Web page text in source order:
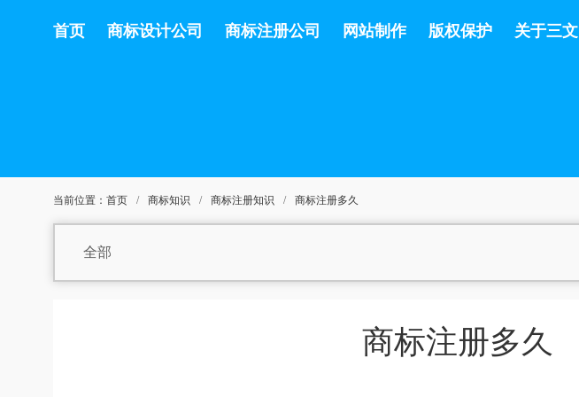
首页 商标设计公司 商标注册公司 网站制作 版权保护 关于三文
当前位置： 首页 / 商标知识 / 商标注册知识 / 商标注册多久
全部
商标注册多久